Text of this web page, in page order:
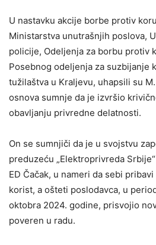
U nastavku akcije borbe protiv
Ministarstva unutrašnjih poslova,
policije, Odeljenja za borbu protiv
Posebnog odeljenja za suzbijanje
tužilaštva u Kraljevu, uhapsili su
osnova sumnje da je izvršio
obavljanju privredne delatnosti.
On se sumnjiči da je u svojstvu
preduzeću „Elektroprivreda
ED Čačak, u nameri da sebi
korist, a ošteti poslodavca, u
oktobra 2024. godine, prisvojio
poveren u radu.